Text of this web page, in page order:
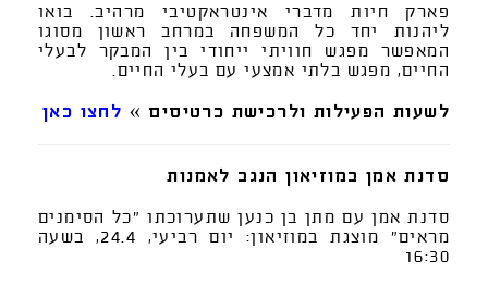
פארק חיות מדברי אינטראקטיבי מרהיב. בואו
ליהנות יחד כל המשפחה במרחב ראשון מסוגו
המאפשר מפגש חוויתי ייחודי בין המבקר לבעלי
החיים, מפגש בלתי אמצעי עם בעלי החיים.
לשעות הפעילות ולרכישת כרטיסים » לחצו כאן
סדנת אמן במוזיאון הנגב לאמנות
סדנת אמן עם מתן בן כנען שתערוכתו "כל הסימנים
מראים" מוצגת במוזיאון: יום רביעי, 24.4, בשעה
16:30